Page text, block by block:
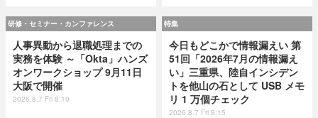
研修・セミナー・カンファレンス
人事異動から退職処理までの
実務を体験 ～「Okta」ハンズ
オンワークショップ 9月11日
大阪で開催
2026.8.7 Fri 8:10
特集
今日もどこかで情報漏えい 第
51回「2026年7月の情報漏え
い」三重県、陸自インシデン
トを他山の石として USB メモ
リ 1 万個チェック
2026.8.7 Fri 8:15